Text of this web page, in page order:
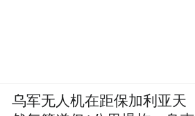
乌军无人机在距保加利亚天